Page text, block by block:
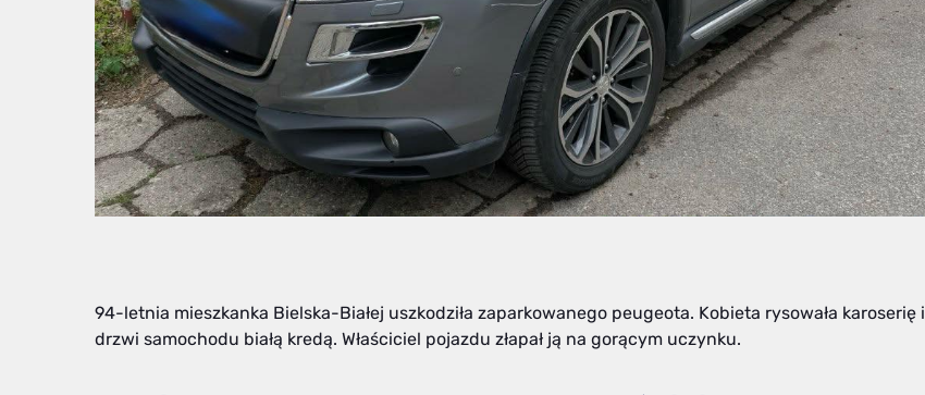
94-letnia mieszkanka Bielska-Białej uszkodziła zaparkowanego peugeota. Kobieta rysowała karoserię i
drzwi samochodu białą kredą. Właściciel pojazdu złapał ją na gorącym uczynku.